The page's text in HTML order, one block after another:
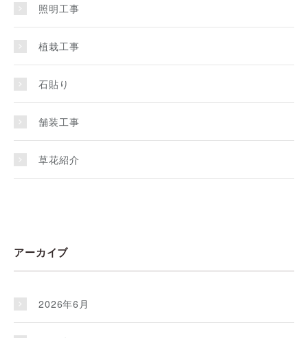
照明工事
植栽工事
石貼り
舗装工事
草花紹介
アーカイブ
2026年6月